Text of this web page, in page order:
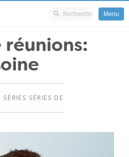
Menu
réunions:
SÉRIES DE